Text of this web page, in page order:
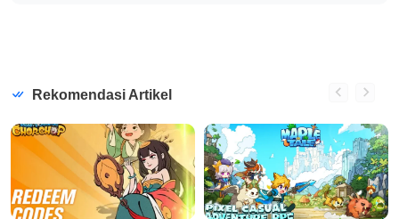
Rekomendasi Artikel